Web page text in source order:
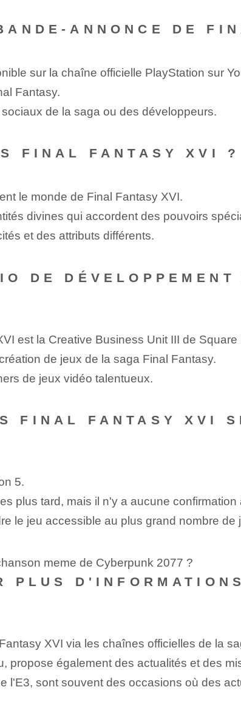
ANNONCE DE
sur la chaîne officielle PlayStation sur
Fantasy.
de la saga ou des développeurs.
FINAL FANTASY XVI ?
le monde de Final Fantasy XVI.
divines qui accordent des pouvoirs
et des attributs différents.
DE
est la Creative Business Unit III de Square
de jeux de la ‌saga Final Fantasy.
de jeux vidéo talentueux.
FINAL FANTASY XVI
5.
plus tard, mais il n'y a aucune confirmation
le jeu accessible au plus grand nombre de
meme de Cyberpunk 2077 ?
PLUS
XVI via les chaînes officielles de la
propose également des actualités et des
l'E3⁤,⁤ sont souvent des ⁤occasions où des